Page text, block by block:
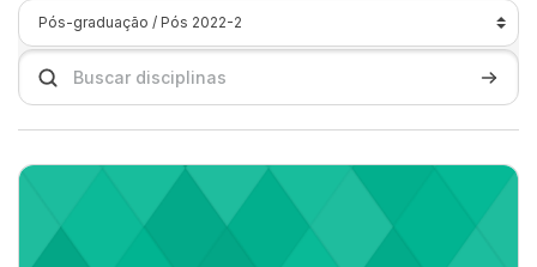
Categorias de Disciplinas
Buscar disciplinas